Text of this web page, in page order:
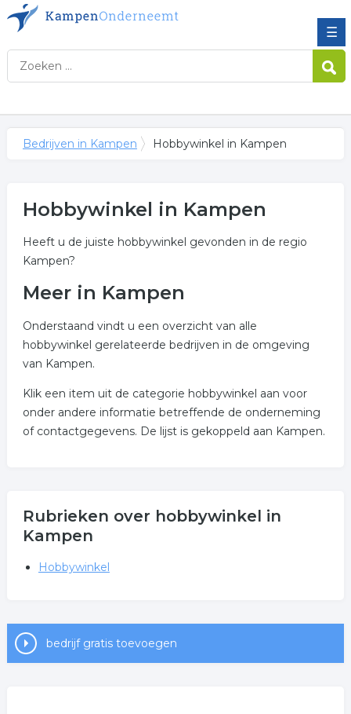
☰
Bedrijven in Kampen Hobbywinkel in Kampen
Hobbywinkel in Kampen
Heeft u de juiste hobbywinkel gevonden in de regio
Kampen?
Meer in Kampen
Onderstaand vindt u een overzicht van alle
hobbywinkel gerelateerde bedrijven in de omgeving
van Kampen.
Klik een item uit de categorie hobbywinkel aan voor
onder andere informatie betreffende de onderneming
of contactgegevens. De lijst is gekoppeld aan Kampen.
Rubrieken over hobbywinkel in
Kampen
Hobbywinkel
bedrijf gratis toevoegen